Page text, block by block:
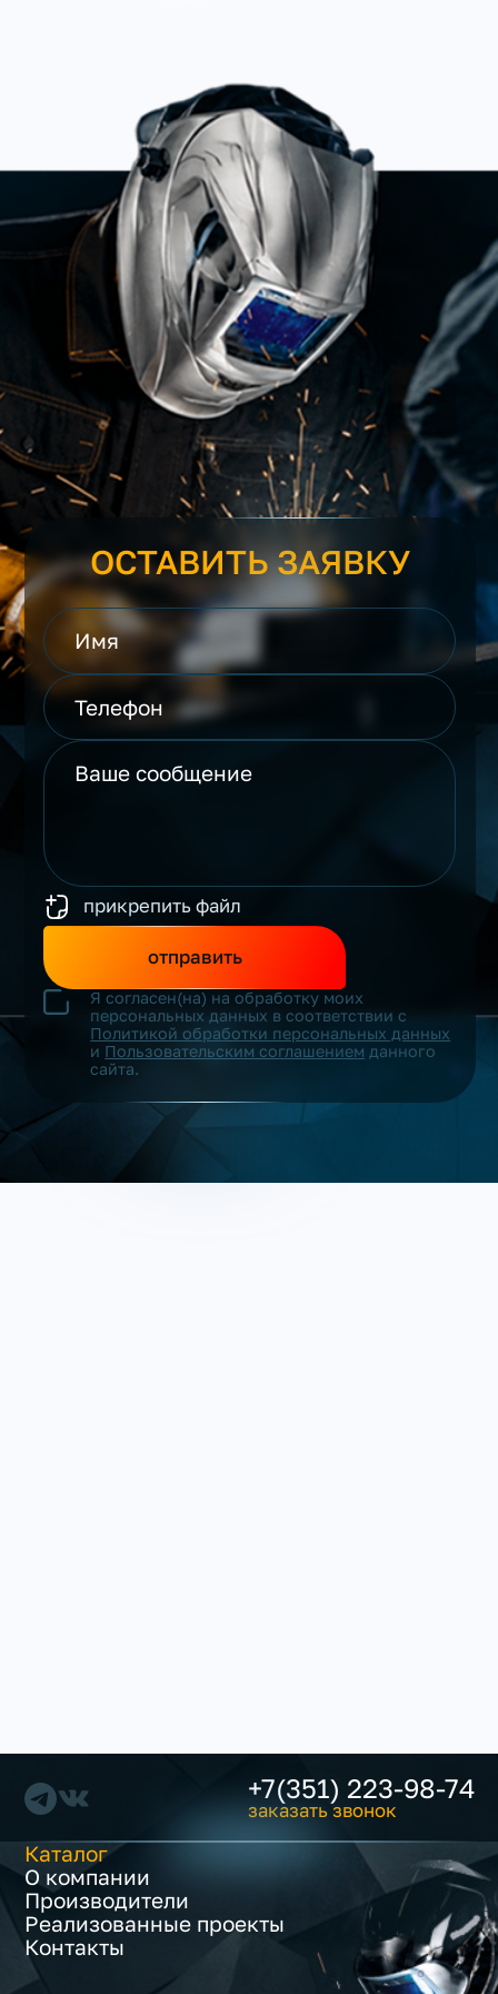
ОСТАВИТЬ ЗАЯВКУ
прикрепить файл
отправить
Я согласен(на) на обработку моих
персональных данных в соответствии с
Политикой обработки персональных данных
и Пользовательским соглашением данного
сайта.
+7(351) 223-98-74
заказать звонок
Каталог
О компании
Производители
Реализованные проекты
Контакты